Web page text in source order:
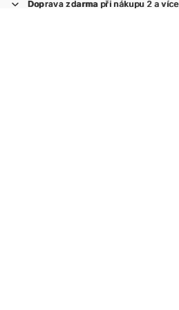
Doprava zdarma při nákupu 2 a
Doprava zdarma při nákupu 2 a